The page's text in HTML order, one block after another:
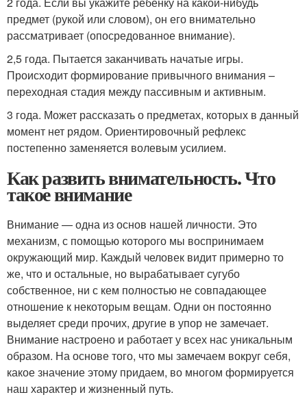
предмет (рукой или словом), он его внимательно
рассматривает (опосредованное внимание).
2,5 года. Пытается заканчивать начатые игры.
Происходит формирование привычного внимания –
переходная стадия между пассивным и активным.
3 года. Может рассказать о предметах, которых в данный
момент нет рядом. Ориентировочный рефлекс
постепенно заменяется волевым усилием.
Как развить внимательность. Что
такое внимание
Внимание — одна из основ нашей личности. Это
механизм, с помощью которого мы воспринимаем
окружающий мир. Каждый человек видит примерно то
же, что и остальные, но вырабатывает сугубо
собственное, ни с кем полностью не совпадающее
отношение к некоторым вещам. Одни он постоянно
выделяет среди прочих, другие в упор не замечает.
Внимание настроено и работает у всех нас уникальным
образом. На основе того, что мы замечаем вокруг себя,
какое значение этому придаем, во многом формируется
наш характер и жизненный путь.